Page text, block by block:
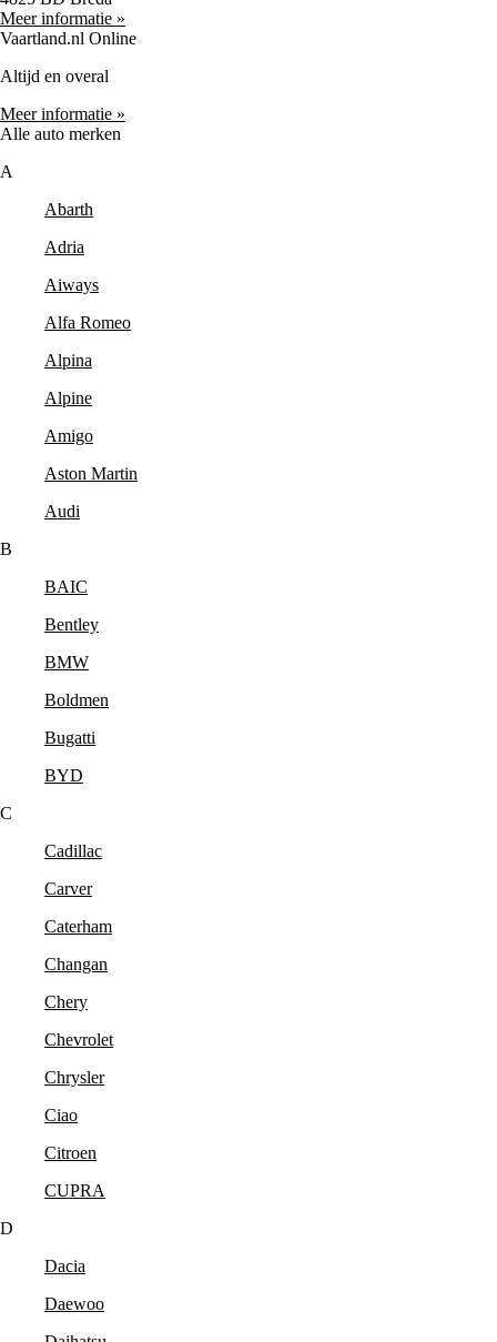
Meer informatie »
Vaartland.nl Online
Altijd en overal
Meer informatie »
Alle auto merken
A
Abarth
Adria
Aiways
Alfa Romeo
Alpina
Alpine
Amigo
Aston Martin
Audi
B
BAIC
Bentley
BMW
Boldmen
Bugatti
BYD
C
Cadillac
Carver
Caterham
Changan
Chery
Chevrolet
Chrysler
Ciao
Citroen
CUPRA
D
Dacia
Daewoo